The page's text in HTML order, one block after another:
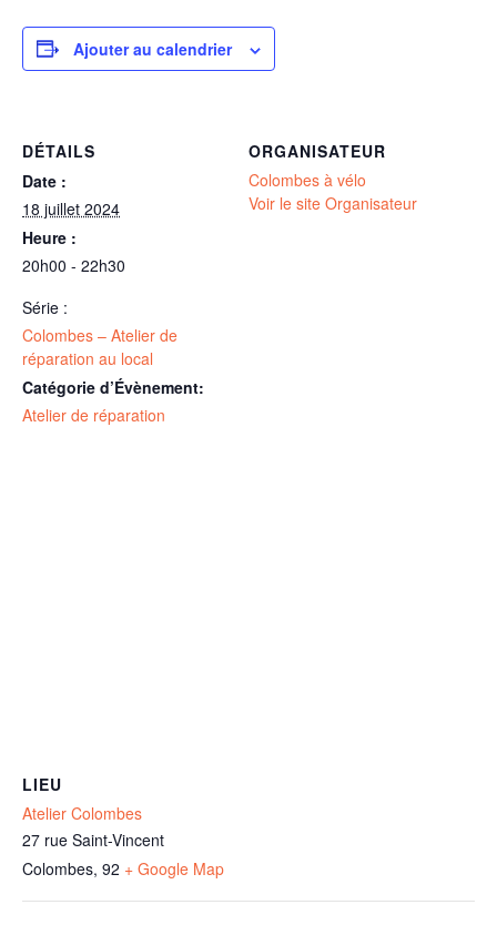
Ajouter au calendrier
DÉTAILS
Date :
18 juillet 2024
Heure :
20h00 - 22h30
Série :
Colombes – Atelier de
réparation au local
Catégorie d’Évènement:
Atelier de réparation
ORGANISATEUR
Colombes à vélo
Voir le site Organisateur
LIEU
Atelier Colombes
27 rue Saint-Vincent
Colombes, 92 + Google Map